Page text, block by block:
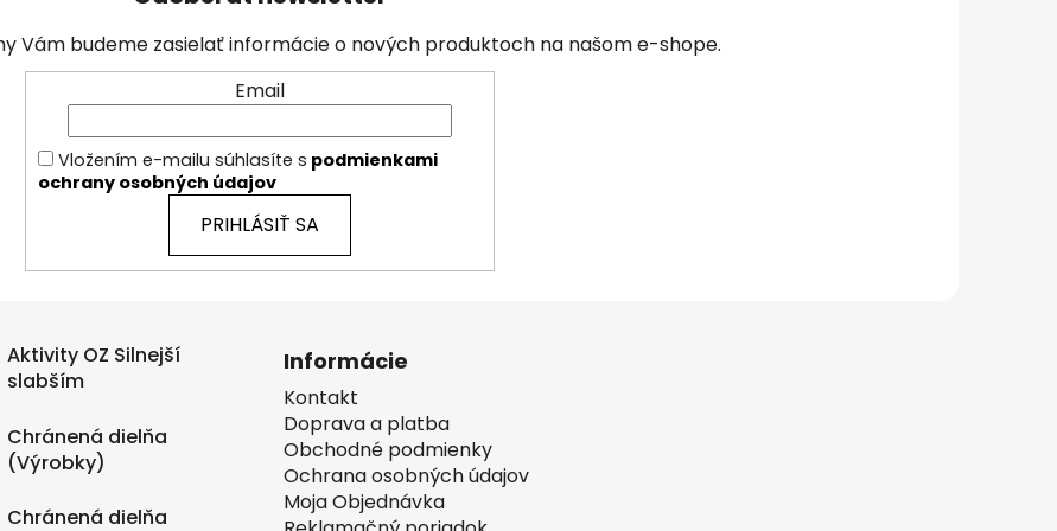
s
u
Vám budeme zasielať informácie o nových produktoch na našom e-shope.
Email
Vložením e-mailu súhlasíte s podmienkami
ochrany osobných údajov
PRIHLÁSIŤ SA
Aktivity OZ Silnejší
slabším
Chránená dielňa
(Výrobky)
Chránená dielňa
Informácie
Kontakt
Doprava a platba
Obchodné podmienky
Ochrana osobných údajov
Moja Objednávka